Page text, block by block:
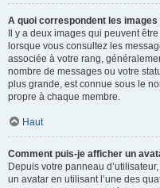
A quoi correspondent les
Il y a deux images qui peuvent
lorsque vous consultez les
associée à votre rang,
nombre de messages ou votre
plus grande, est connue sous le
propre à chaque membre.
Haut
Comment puis-je afficher un
Depuis votre panneau
un avatar en utilisant l’une des